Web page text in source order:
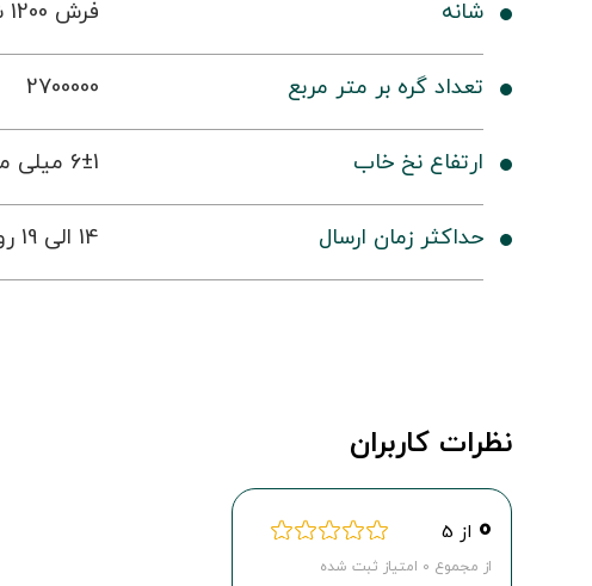
شانه فرش 1200 شانه
تعداد گره بر متر مربع 2700000
ارتفاع نخ خاب 6±1 میلی متر
حداکثر زمان ارسال 14 الی 19 روز کاری
نظرات کاربران
0 از 5
از مجموع 0 امتیاز ثبت شده